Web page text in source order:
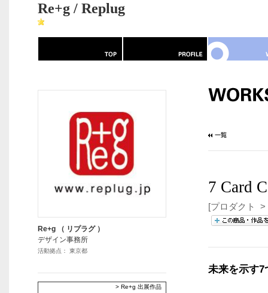
Re+g / Replug
7 Card
[プロダクト >
未来を示す7
Re+g （ リプラグ ）
デザイン事務所
活動拠点： 東京都
> Re+g 出展作品